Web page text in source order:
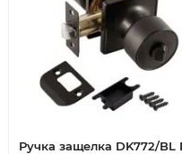
Ручка защелка DK772/BL